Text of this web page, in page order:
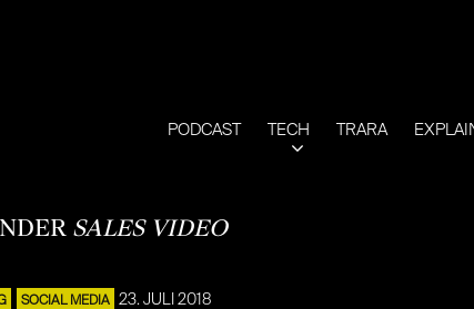
PODCAST TECH TRARA
SALES VIDEO
SOCIAL MEDIA 23. JULI 2018